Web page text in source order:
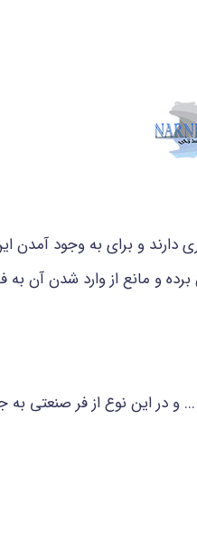
دارند و برای به وجود آمدن
و مانع از وارد شدن آن به
ماهی و ... و در این نوع از فر